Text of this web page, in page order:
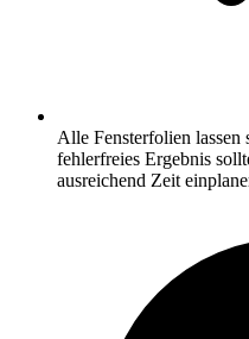
Alle Fensterfolien lassen
fehlerfreies Ergebnis
ausreichend Zeit